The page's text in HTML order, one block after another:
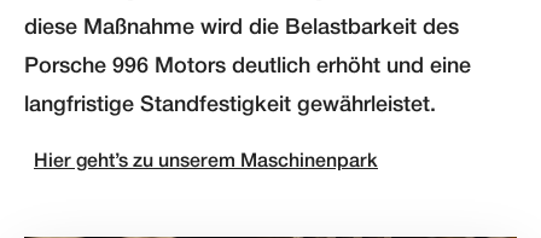
diese Maßnahme wird die Belastbarkeit des
Porsche 996 Motors deutlich erhöht und eine
langfristige Standfestigkeit gewährleistet.
Hier geht’s zu unserem Maschinenpark